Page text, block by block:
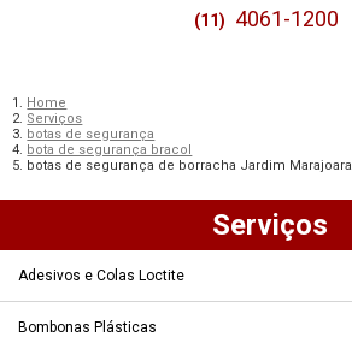
(11) 4061-1200
Home
Serviços
botas de segurança
bota de segurança bracol
botas de segurança de borracha Jardim Marajoara
Serviços
Adesivos e Colas Loctite
Bombonas Plásticas